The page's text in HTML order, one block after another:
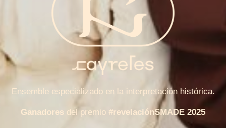
Ensemble especializado en la interpretación histórica.
Ganadores del premio #revelaciónSMADE 2025